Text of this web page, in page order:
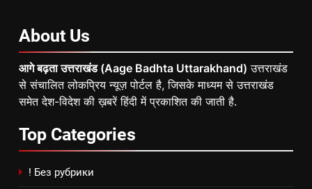
About Us
आगे बढ़ता उत्तराखंड (Aage Badhta Uttarakhand) उत्तराखंड
से संचालित लोकप्रिय न्यूज़ पोर्टल है, जिसके माध्यम से उत्तराखंड
समेत देश-विदेश की ख़बरें हिंदी में प्रकाशित की जाती है.
Top Categories
! Без рубрики